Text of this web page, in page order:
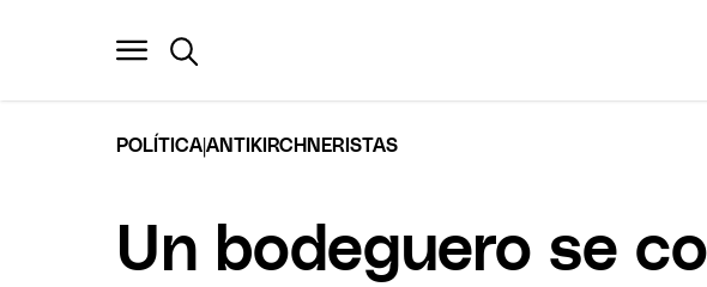
POLÍTICA|ANTIKIRCHNERISTAS
Un bodeguero se